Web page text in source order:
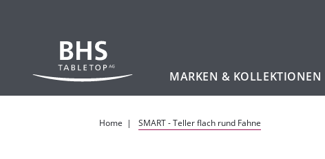
MARKEN & KOLLEKTIONEN
Home SMART - Teller flach rund Fahne